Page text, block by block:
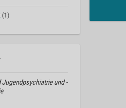
(1)
Jugendpsychiatrie und -